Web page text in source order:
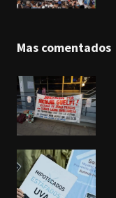
Mas comentados